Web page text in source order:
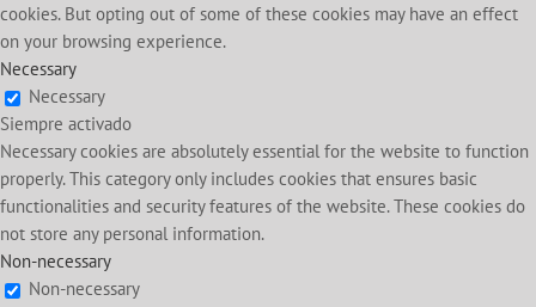
cookies. But opting out of some of these cookies may have an effect
on your browsing experience.
Necessary
Necessary
Siempre activado
Necessary cookies are absolutely essential for the website to function
properly. This category only includes cookies that ensures basic
functionalities and security features of the website. These cookies do
not store any personal information.
Non-necessary
Non-necessary